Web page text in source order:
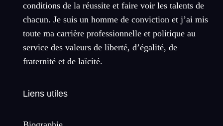
conditions de la réussite et faire voir les talents de
chacun. Je suis un homme de conviction et j’ai mis
toute ma carrière professionnelle et politique au
service des valeurs de liberté, d’égalité, de
fraternité et de laïcité.
Liens utiles